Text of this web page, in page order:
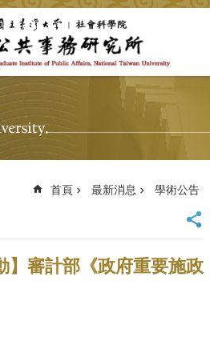
首頁 最新消息 學術公告
】審計部《政府重要施政